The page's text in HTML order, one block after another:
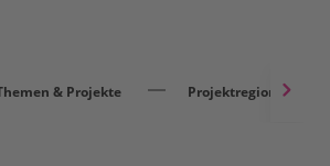
& Projekte Projektregionen